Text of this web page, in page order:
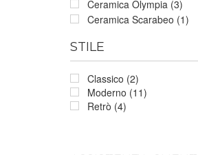
Ceramica Olympia (3)
Ceramica Scarabeo (1)
STILE
Classico (2)
Moderno (11)
Retrò (4)